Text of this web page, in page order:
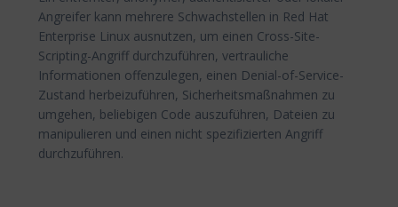
Angreifer kann mehrere Schwachstellen in Red Hat
Enterprise Linux ausnutzen, um einen Cross-Site-
Scripting-Angriff durchzuführen, vertrauliche
Informationen offenzulegen, einen Denial-of-Service-
Zustand herbeizuführen, Sicherheitsmaßnahmen zu
umgehen, beliebigen Code auszuführen, Dateien zu
manipulieren und einen nicht spezifizierten Angriff
durchzuführen.